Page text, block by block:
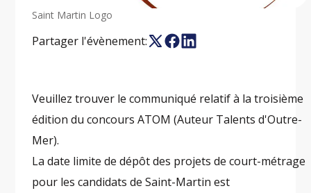
Saint Martin Logo
Partager l'évènement:
Veuillez trouver le communiqué relatif à la troisième
édition du concours ATOM (Auteur Talents d'Outre-
Mer).
La date limite de dépôt des projets de court-métrage
pour les candidats de Saint-Martin est